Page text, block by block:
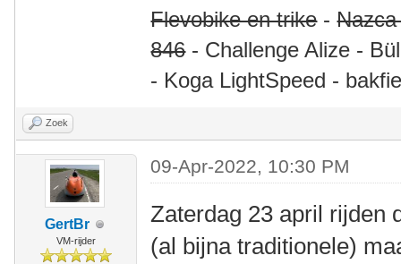
Flevobike en trike-
846- Challenge Alize -
- Koga LightSpeed -
Zoek
GertBr
VM-rijder
09-Apr-2022, 10:30 PM
Zaterdag 23 april rijden
(al bijna traditionele)